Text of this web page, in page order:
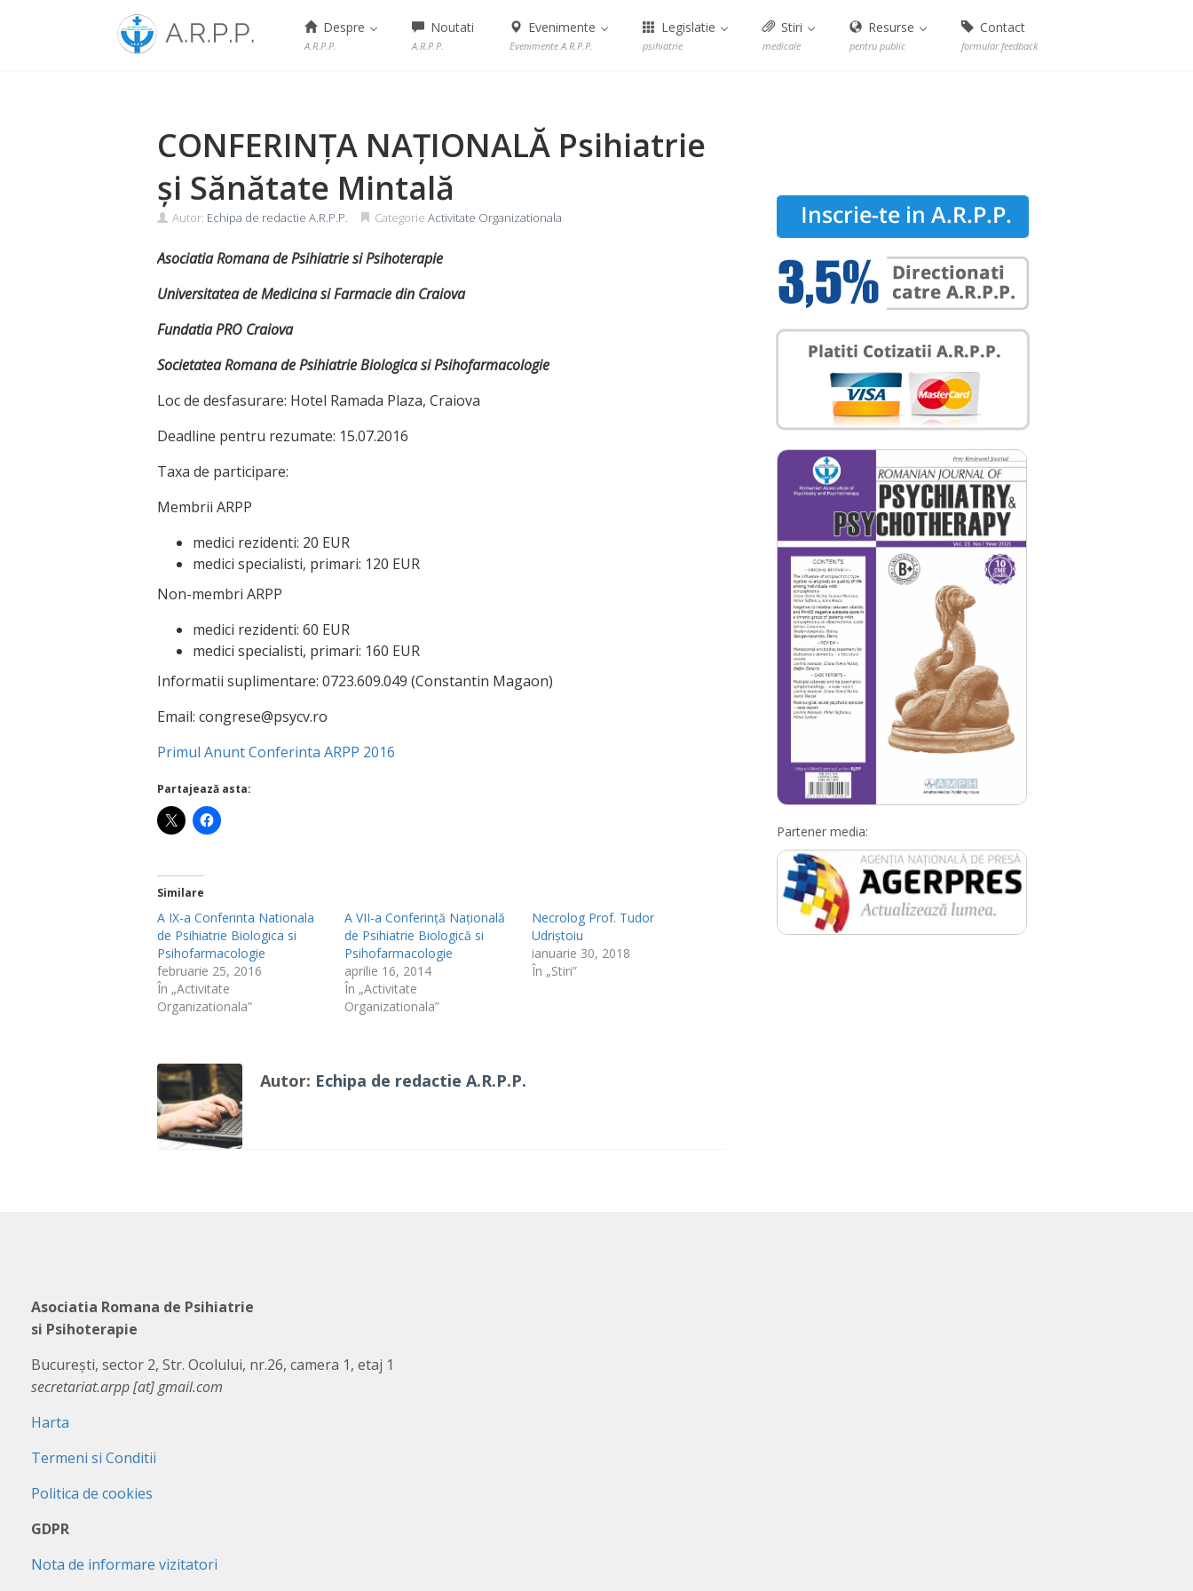
Menu Despre
A.R.P.P.
Noutati
A.R.P.P.
Evenimente
Evenimente A.R.P.P.
Legislatie
psihiatrie
Stiri
medicale
Resurse
pentru public
Contact
formular feedback
CONFERINȚA NAȚIONALĂ Psihiatrie
și Sănătate Mintală
Autor: Echipa de redactie A.R.P.P. Categorie Activitate Organizationala
Asociatia Romana de Psihiatrie si Psihoterapie
Universitatea de Medicina si Farmacie din Craiova
Fundatia PRO Craiova
Societatea Romana de Psihiatrie Biologica si Psihofarmacologie
Loc de desfasurare: Hotel Ramada Plaza, Craiova
Deadline pentru rezumate: 15.07.2016
Taxa de participare:
Membrii ARPP
medici rezidenti: 20 EUR
medici specialisti, primari: 120 EUR
Non-membri ARPP
medici rezidenti: 60 EUR
medici specialisti, primari: 160 EUR
Informatii suplimentare: 0723.609.049 (Constantin Magaon)
Email: congrese@psycv.ro
Primul Anunt Conferinta ARPP 2016
Partajează asta:
Similare
A IX-a Conferinta Nationala
de Psihiatrie Biologica si
Psihofarmacologie
februarie 25, 2016
În „Activitate
Organizationala”
A VII-a Conferință Națională
de Psihiatrie Biologică si
Psihofarmacologie
aprilie 16, 2014
În „Activitate
Organizationala”
Necrolog Prof. Tudor
Udriştoiu
ianuarie 30, 2018
În „Stiri”
Autor: Echipa de redactie A.R.P.P.
Partener media:
Asociatia Romana de Psihiatrie
si Psihoterapie
București, sector 2, Str. Ocolului, nr.26, camera 1, etaj 1
secretariat.arpp [at] gmail.com
Harta
Termeni si Conditii
Politica de cookies
GDPR
Nota de informare vizitatori